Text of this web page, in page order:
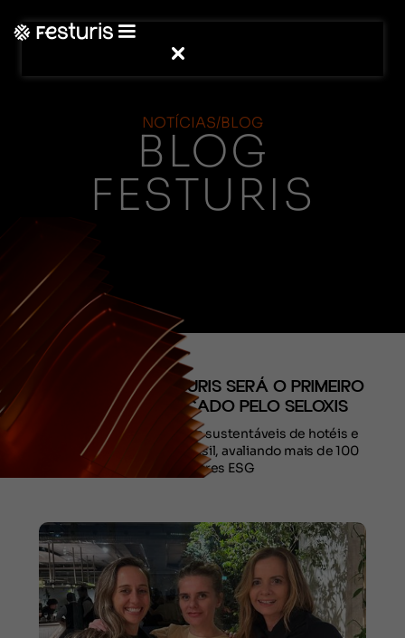
NOTÍCIAS/BLOG
BLOG
FESTURIS
(CONTEÚDO)
PIONEIRISMO: FESTURIS SERÁ O PRIMEIRO
EVENTO CERTIFICADO PELO SELOXIS
SeloXIS certifica práticas sustentáveis de hotéis e
eventos turísticos no Brasil, avaliando mais de 100
indicadores ESG